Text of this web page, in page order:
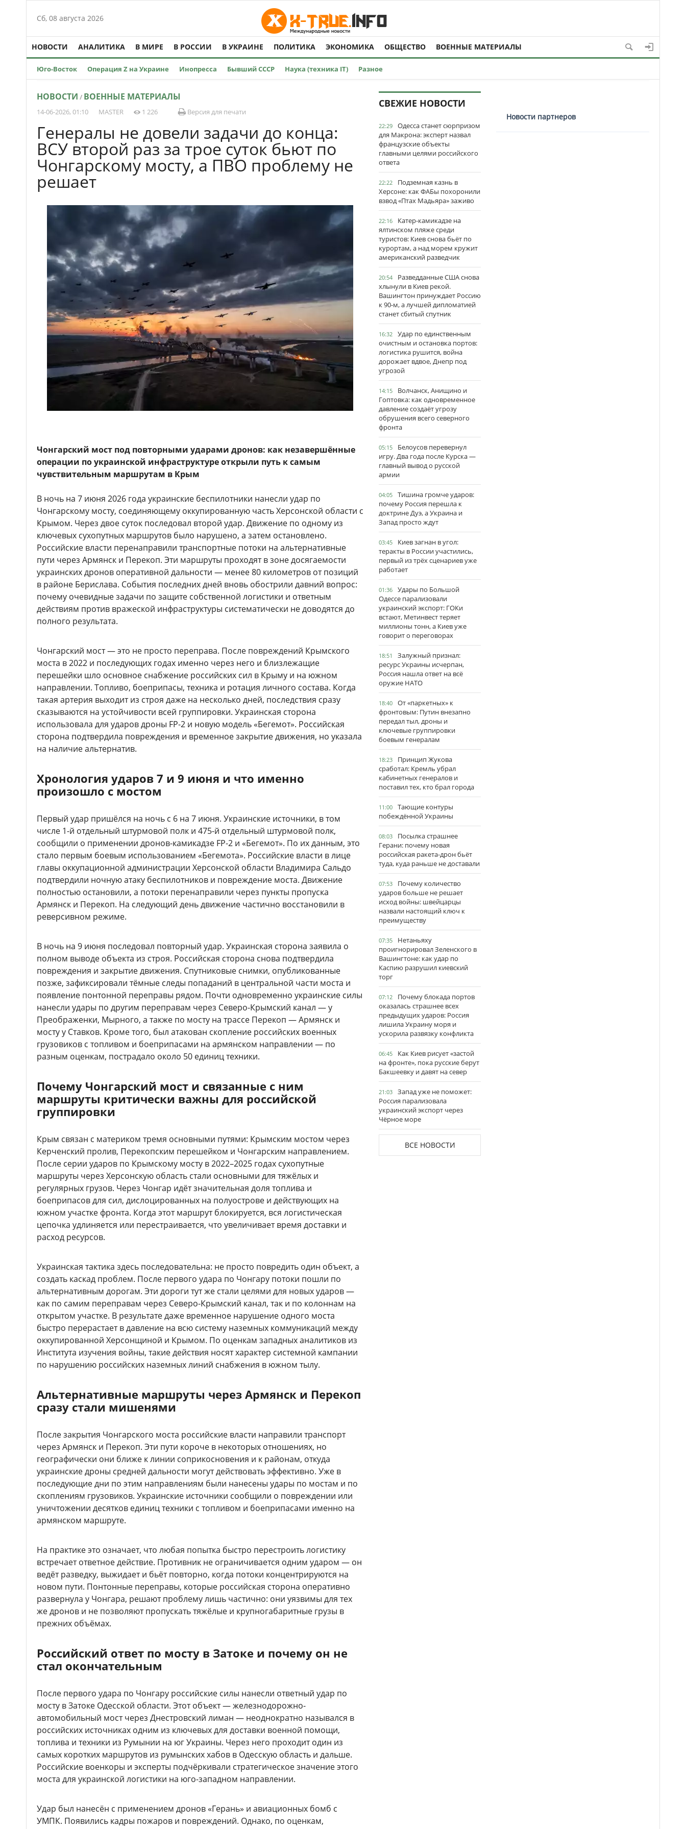
Сб, 08 августа 2026
НОВОСТИ АНАЛИТИКА В МИРЕ В РОССИИ В УКРАИНЕ ПОЛИТИКА ЭКОНОМИКА ОБЩЕСТВО ВОЕННЫЕ МАТЕРИАЛЫ
Юго-Восток Операция Z на Украине Инопресса Бывший СССР Наука (техника IT) Разное
НОВОСТИ / ВОЕННЫЕ МАТЕРИАЛЫ
14-06-2026, 01:10 MASTER 1 226 Версия для печати
Генералы не довели задачи до конца:
ВСУ второй раз за трое суток бьют по
Чонгарскому мосту, а ПВО проблему не
решает
Чонгарский мост под повторными ударами дронов: как незавершённые
операции по украинской инфраструктуре открыли путь к самым
чувствительным маршрутам в Крым
В ночь на 7 июня 2026 года украинские беспилотники нанесли удар по
Чонгарскому мосту, соединяющему оккупированную часть Херсонской области с
Крымом. Через двое суток последовал второй удар. Движение по одному из
ключевых сухопутных маршрутов было нарушено, а затем остановлено.
Российские власти перенаправили транспортные потоки на альтернативные
пути через Армянск и Перекоп. Эти маршруты проходят в зоне досягаемости
украинских дронов оперативной дальности — менее 80 километров от позиций
в районе Берислава. События последних дней вновь обострили давний вопрос:
почему очевидные задачи по защите собственной логистики и ответным
действиям против вражеской инфраструктуры систематически не доводятся до
полного результата.
Чонгарский мост — это не просто переправа. После повреждений Крымского
моста в 2022 и последующих годах именно через него и близлежащие
перешейки шло основное снабжение российских сил в Крыму и на южном
направлении. Топливо, боеприпасы, техника и ротация личного состава. Когда
такая артерия выходит из строя даже на несколько дней, последствия сразу
сказываются на устойчивости всей группировки. Украинская сторона
использовала для ударов дроны FP-2 и новую модель «Бегемот». Российская
сторона подтвердила повреждения и временное закрытие движения, но указала
на наличие альтернатив.
Хронология ударов 7 и 9 июня и что именно
произошло с мостом
Первый удар пришёлся на ночь с 6 на 7 июня. Украинские источники, в том
числе 1-й отдельный штурмовой полк и 475-й отдельный штурмовой полк,
сообщили о применении дронов-камикадзе FP-2 и «Бегемот». По их данным, это
стало первым боевым использованием «Бегемота». Российские власти в лице
главы оккупационной администрации Херсонской области Владимира Сальдо
подтвердили ночную атаку беспилотников и повреждение моста. Движение
полностью остановили, а потоки перенаправили через пункты пропуска
Армянск и Перекоп. На следующий день движение частично восстановили в
реверсивном режиме.
В ночь на 9 июня последовал повторный удар. Украинская сторона заявила о
полном выводе объекта из строя. Российская сторона снова подтвердила
повреждения и закрытие движения. Спутниковые снимки, опубликованные
позже, зафиксировали тёмные следы попаданий в центральной части моста и
появление понтонной переправы рядом. Почти одновременно украинские силы
нанесли удары по другим переправам через Северо-Крымский канал — у
Преображенки, Мырного, а также по мосту на трассе Перекоп — Армянск и
мосту у Ставков. Кроме того, был атакован скопление российских военных
грузовиков с топливом и боеприпасами на армянском направлении — по
разным оценкам, пострадало около 50 единиц техники.
Почему Чонгарский мост и связанные с ним
маршруты критически важны для российской
группировки
Крым связан с материком тремя основными путями: Крымским мостом через
Керченский пролив, Перекопским перешейком и Чонгарским направлением.
После серии ударов по Крымскому мосту в 2022–2025 годах сухопутные
маршруты через Херсонскую область стали основными для тяжёлых и
регулярных грузов. Через Чонгар идёт значительная доля топлива и
боеприпасов для сил, дислоцированных на полуострове и действующих на
южном участке фронта. Когда этот маршрут блокируется, вся логистическая
цепочка удлиняется или перестраивается, что увеличивает время доставки и
расход ресурсов.
Украинская тактика здесь последовательна: не просто повредить один объект, а
создать каскад проблем. После первого удара по Чонгару потоки пошли по
альтернативным дорогам. Эти дороги тут же стали целями для новых ударов —
как по самим переправам через Северо-Крымский канал, так и по колоннам на
открытом участке. В результате даже временное нарушение одного моста
быстро перерастает в давление на всю систему наземных коммуникаций между
оккупированной Херсонщиной и Крымом. По оценкам западных аналитиков из
Института изучения войны, такие действия носят характер системной кампании
по нарушению российских наземных линий снабжения в южном тылу.
Альтернативные маршруты через Армянск и Перекоп
сразу стали мишенями
После закрытия Чонгарского моста российские власти направили транспорт
через Армянск и Перекоп. Эти пути короче в некоторых отношениях, но
географически они ближе к линии соприкосновения и к районам, откуда
украинские дроны средней дальности могут действовать эффективно. Уже в
последующие дни по этим направлениям были нанесены удары по мостам и по
скоплениям грузовиков. Украинские источники сообщили о повреждении или
уничтожении десятков единиц техники с топливом и боеприпасами именно на
армянском маршруте.
На практике это означает, что любая попытка быстро перестроить логистику
встречает ответное действие. Противник не ограничивается одним ударом — он
ведёт разведку, выжидает и бьёт повторно, когда потоки концентрируются на
новом пути. Понтонные переправы, которые российская сторона оперативно
развернула у Чонгара, решают проблему лишь частично: они уязвимы для тех
же дронов и не позволяют пропускать тяжёлые и крупногабаритные грузы в
прежних объёмах.
Российский ответ по мосту в Затоке и почему он не
стал окончательным
После первого удара по Чонгару российские силы нанесли ответный удар по
мосту в Затоке Одесской области. Этот объект — железнодорожно-
автомобильный мост через Днестровский лиман — неоднократно назывался в
российских источниках одним из ключевых для доставки военной помощи,
топлива и техники из Румынии на юг Украины. Через него проходит один из
самых коротких маршрутов из румынских хабов в Одесскую область и дальше.
Российские военкоры и эксперты подчёркивали стратегическое значение этого
моста для украинской логистики на юго-западном направлении.
Удар был нанесён с применением дронов «Герань» и авиационных бомб с
УМПК. Появились кадры пожаров и повреждений. Однако, по оценкам,
СВЕЖИЕ НОВОСТИ
22:29
Одесса станет сюрпризом
для Макрона: эксперт назвал
французские объекты
главными целями российского
ответа
22:22
Подземная казнь в
Херсоне: как ФАБы похоронили
взвод «Птах Мадьяра» заживо
22:16
Катер-камикадзе на
ялтинском пляже среди
туристов: Киев снова бьёт по
курортам, а над морем кружит
американский разведчик
20:54
Разведданные США снова
хлынули в Киев рекой.
Вашингтон принуждает Россию
к 90-м, а лучшей дипломатией
станет сбитый спутник
16:32
Удар по единственным
очистным и остановка портов:
логистика рушится, война
дорожает вдвое, Днепр под
угрозой
14:15
Волчанск, Анищино и
Гоптовка: как одновременное
давление создаёт угрозу
обрушения всего северного
фронта
05:15
Белоусов перевернул
игру. Два года после Курска —
главный вывод о русской
армии
04:05
Тишина громче ударов:
почему Россия перешла к
доктрине Дуэ, а Украина и
Запад просто ждут
03:45
Киев загнан в угол:
теракты в России участились,
первый из трёх сценариев уже
работает
01:36
Удары по Большой
Одессе парализовали
украинский экспорт: ГОКи
встают, Метинвест теряет
миллионы тонн, а Киев уже
говорит о переговорах
18:51
Залужный признал:
ресурс Украины исчерпан,
Россия нашла ответ на всё
оружие НАТО
18:40
От «паркетных» к
фронтовым: Путин внезапно
передал тыл, дроны и
ключевые группировки
боевым генералам
18:23
Принцип Жукова
сработал: Кремль убрал
кабинетных генералов и
поставил тех, кто брал города
11:00
Тающие контуры
побеждённой Украины
08:03
Посылка страшнее
Герани: почему новая
российская ракета-дрон бьёт
туда, куда раньше не доставали
07:53
Почему количество
ударов больше не решает
исход войны: швейцарцы
назвали настоящий ключ к
преимуществу
07:35
Нетаньяху
проигнорировал Зеленского в
Вашингтоне: как удар по
Каспию разрушил киевский
торг
07:12
Почему блокада портов
оказалась страшнее всех
предыдущих ударов: Россия
лишила Украину моря и
ускорила развязку конфликта
06:45
Как Киев рисует «застой
на фронте», пока русские берут
Бакшеевку и давят на север
21:03
Запад уже не поможет:
Россия парализовала
украинский экспорт через
Чёрное море
ВСЕ НОВОСТИ
Новости партнеров